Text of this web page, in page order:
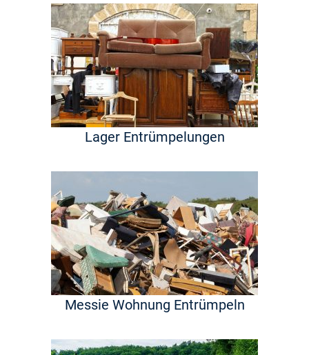
Lager Entrümpelungen
Messie Wohnung Entrümpeln